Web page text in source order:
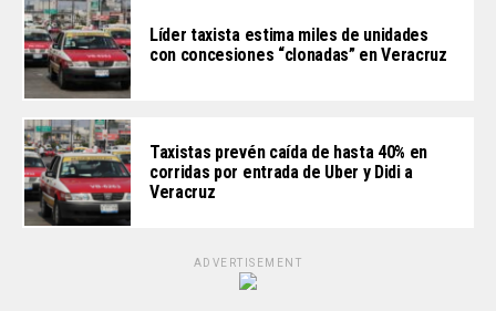
Líder taxista estima miles de unidades
con concesiones “clonadas” en Veracruz
Taxistas prevén caída de hasta 40% en
corridas por entrada de Uber y Didi a
Veracruz
ADVERTISEMENT